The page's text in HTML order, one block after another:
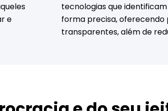
e
tecnologias que
forma precisa, oferecendo
transparentes, além de